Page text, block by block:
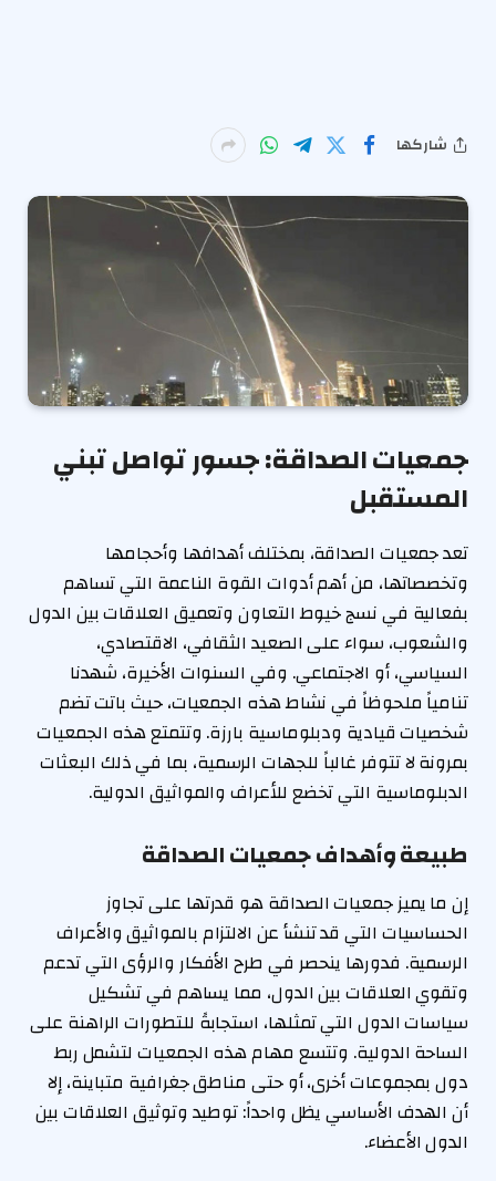
شاركها
جمعيات الصداقة: جسور تواصل تبني
المستقبل
تعد جمعيات الصداقة، بمختلف أهدافها وأحجامها
وتخصصاتها، من أهم أدوات القوة الناعمة التي تساهم
بفعالية في نسج خيوط التعاون وتعميق العلاقات بين الدول
والشعوب، سواء على الصعيد الثقافي، الاقتصادي،
السياسي، أو الاجتماعي. وفي السنوات الأخيرة، شهدنا
تنامياً ملحوظاً في نشاط هذه الجمعيات، حيث باتت تضم
شخصيات قيادية ودبلوماسية بارزة. وتتمتع هذه الجمعيات
بمرونة لا تتوفر غالباً للجهات الرسمية، بما في ذلك البعثات
الدبلوماسية التي تخضع للأعراف والمواثيق الدولية.
طبيعة وأهداف جمعيات الصداقة
إن ما يميز جمعيات الصداقة هو قدرتها على تجاوز
الحساسيات التي قد تنشأ عن الالتزام بالمواثيق والأعراف
الرسمية. فدورها ينحصر في طرح الأفكار والرؤى التي تدعم
وتقوي العلاقات بين الدول، مما يساهم في تشكيل
سياسات الدول التي تمثلها، استجابةً للتطورات الراهنة على
الساحة الدولية. وتتسع مهام هذه الجمعيات لتشمل ربط
دول بمجموعات أخرى، أو حتى مناطق جغرافية متباينة، إلا
أن الهدف الأساسي يظل واحداً: توطيد وتوثيق العلاقات بين
الدول الأعضاء.